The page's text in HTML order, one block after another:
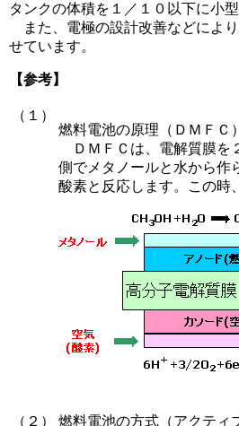
タンクの体積を１／１０以下に小
また、電極の設計改善などによ
せています。
【参考】
（１）
燃料電池の原理（ＤＭＦＣ）
ＤＭＦＣは、電解質膜を
側でメタノールと水から作
酸素と反応します。この時
（２）
燃料電池の方式（アクティ